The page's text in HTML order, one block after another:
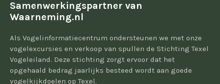
Samenwerkingspartner van
Waarneming.nl
Als Vogelinformatiecentrum ondersteunen we met onze
vogelexcursies en verkoop van spullen de Stichting Texel
Vogeleiland. Deze stichting zorgt ervoor dat het
opgehaald bedrag jaarlijks besteed wordt aan goede
vogelkijkdoelen op Texel.